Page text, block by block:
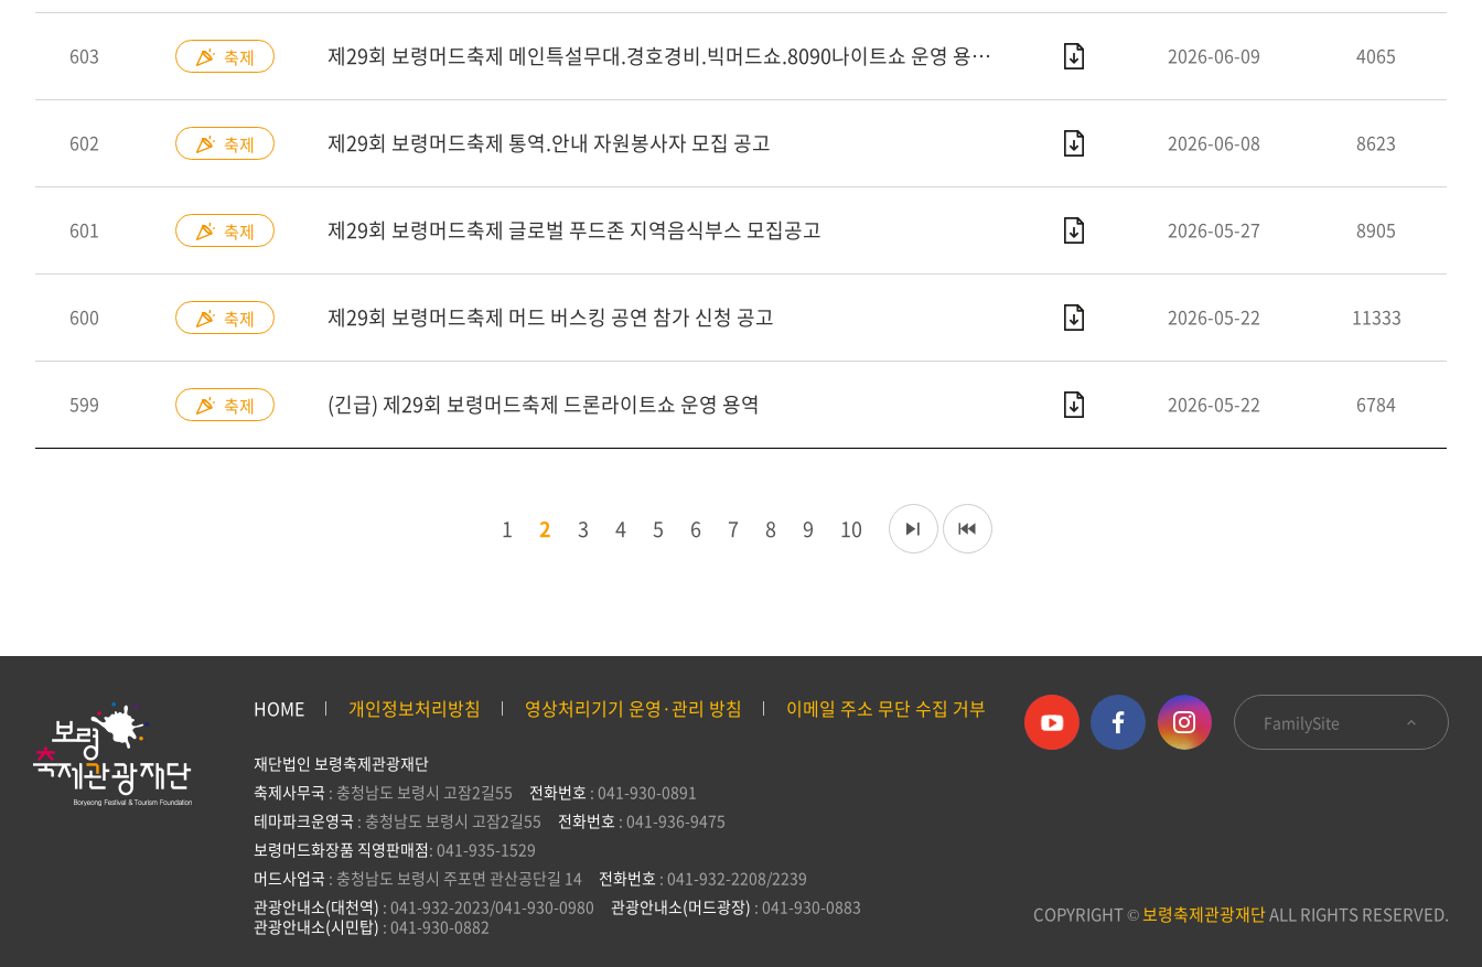
603 축제 제29회 보령머드축제 메인특설무대.경호경비.빅머드쇼.8090나이트쇼 운영 용역 우선 협상대상자 공고 2026-06-09 4065
602 축제 제29회 보령머드축제 통역.안내 자원봉사자 모집 공고 2026-06-08 8623
601 축제 제29회 보령머드축제 글로벌 푸드존 지역음식부스 모집공고 2026-05-27 8905
600 축제 제29회 보령머드축제 머드 버스킹 공연 참가 신청 공고 2026-05-22 11333
599 축제 (긴급) 제29회 보령머드축제 드론라이트쇼 운영 용역 2026-05-22 6784
1 2 3 4 5 6 7 8 9 10
HOME 개인정보처리방침 영상처리기기 운영·관리 방침 이메일 주소 무단 수집 거부
재단법인 보령축제관광재단
축제사무국 : 충청남도 보령시 고잠2길55 전화번호 : 041-930-0891
테마파크운영국 : 충청남도 보령시 고잠2길55 전화번호 : 041-936-9475
보령머드화장품 직영판매점: 041-935-1529
머드사업국 : 충청남도 보령시 주포면 관산공단길 14 전화번호 : 041-932-2208/2239
관광안내소(대천역) : 041-932-2023/041-930-0980 관광안내소(머드광장) : 041-930-0883
관광안내소(시민탑) : 041-930-0882
FamilySite
COPYRIGHT ©보령축제관광재단ALL RIGHTS RESERVED.